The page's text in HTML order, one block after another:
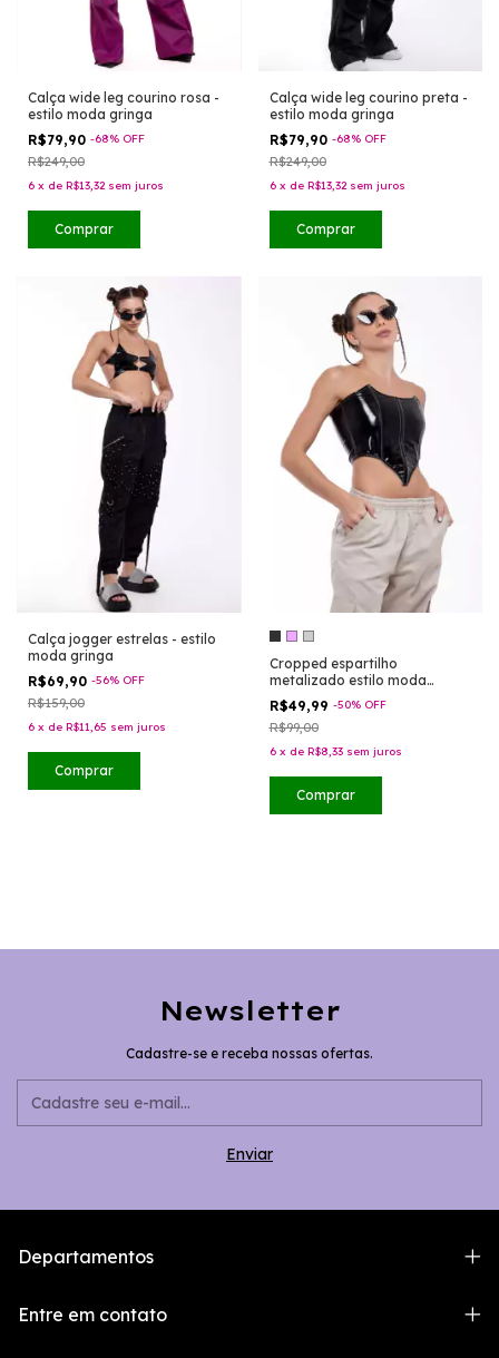
Calça wide leg courino rosa -
estilo moda gringa
R$79,90 -68% OFF
R$249,00
6 x de R$13,32 sem juros
Comprar
Calça wide leg courino preta -
estilo moda gringa
R$79,90 -68% OFF
R$249,00
6 x de R$13,32 sem juros
Comprar
Calça jogger estrelas - estilo
moda gringa
R$69,90 -56% OFF
R$159,00
6 x de R$11,65 sem juros
Comprar
Cropped espartilho
metalizado estilo moda
gringa
R$49,99 -50% OFF
R$99,00
6 x de R$8,33 sem juros
Comprar
Newsletter
Cadastre-se e receba nossas ofertas.
Departamentos
Entre em contato